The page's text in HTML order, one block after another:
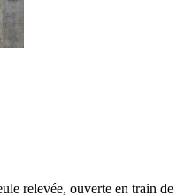
relevée, ouverte en train de